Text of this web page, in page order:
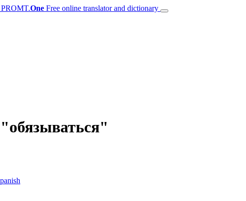
PROMT.One Free online translator and dictionary